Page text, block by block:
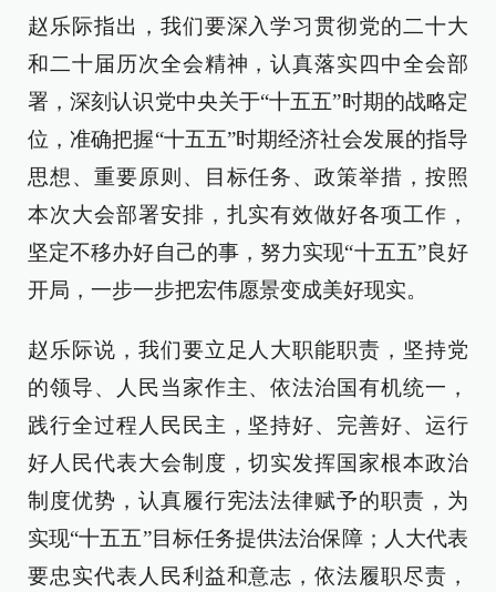
赵乐际指出，我们要深入学习贯彻党的二十大
和二十届历次全会精神，认真落实四中全会部
署，深刻认识党中央关于“十五五”时期的战略定
位，准确把握“十五五”时期经济社会发展的指导
思想、重要原则、目标任务、政策举措，按照
本次大会部署安排，扎实有效做好各项工作，
坚定不移办好自己的事，努力实现“十五五”良好
开局，一步一步把宏伟愿景变成美好现实。
赵乐际说，我们要立足人大职能职责，坚持党
的领导、人民当家作主、依法治国有机统一，
践行全过程人民民主，坚持好、完善好、运行
好人民代表大会制度，切实发挥国家根本政治
制度优势，认真履行宪法法律赋予的职责，为
实现“十五五”目标任务提供法治保障；人大代表
要忠实代表人民利益和意志，依法履职尽责，